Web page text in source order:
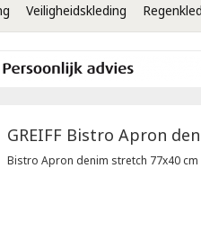
Veiligheidskleding
GREIFF Bistro Apron
Bistro Apron denim stretch 77x40 cm